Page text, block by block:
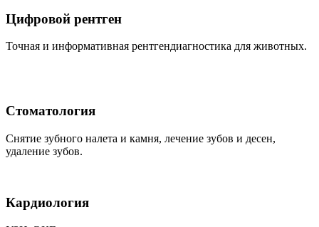
Цифровой рентген
Точная и информативная рентгендиагностика для животных.
Стоматология
Снятие зубного налета и камня, лечение зубов и десен,
удаление зубов.
Кардиология